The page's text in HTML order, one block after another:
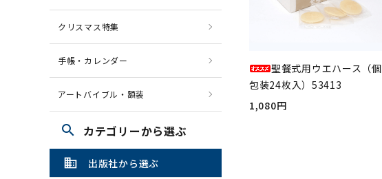
聖餐式用ウエハース（個
包装24枚入）53413
1,080円
クリスマス特集
手帳・カレンダー
アートバイブル・額装
search カテゴリーから選ぶ
domain 出版社から選ぶ